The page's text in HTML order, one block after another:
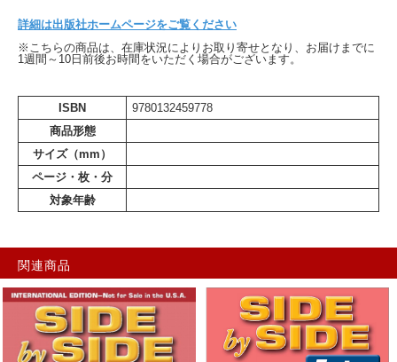
詳細は出版社ホームページをご覧ください
※こちらの商品は、在庫状況によりお取り寄せとなり、お届けまでに
1週間～10日前後お時間をいただく場合がございます。
ISBN
9780132459778
商品形態
サイズ（mm）
ページ・枚・分
対象年齢
関連商品